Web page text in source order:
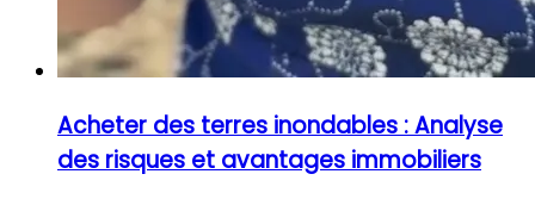
Acheter des terres inondables : Analyse
des risques et avantages immobiliers